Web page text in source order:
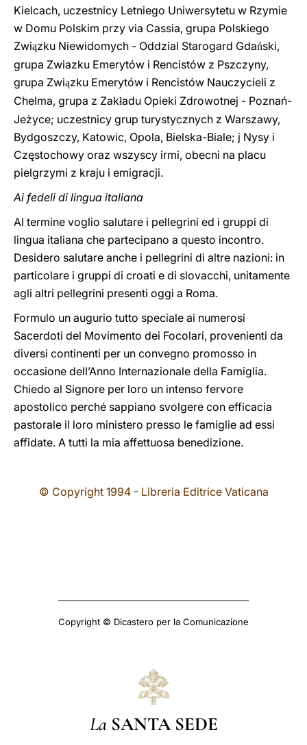
Kielcach, uczestnicy Letniego Uniwersytetu w Rzymie
w Domu Polskim przy via Cassia, grupa Polskiego
Związku Niewidomych - Oddzial Starogard Gdański,
grupa Zwiazku Emerytów i Rencistów z Pszczyny,
grupa Związku Emerytów i Rencistów Nauczycieli z
Chelma, grupa z Zakładu Opieki Zdrowotnej - Poznań-
Jeżyce; uczestnicy grup turystycznych z Warszawy,
Bydgoszczy, Katowic, Opola, Bielska-Biale; j Nysy i
Częstochowy oraz wszyscy irmi, obecni na placu
pielgrzymi z kraju i emigracji.
Ai fedeli di lingua italiana
Al termine voglio salutare i pellegrini ed i gruppi di
lingua italiana che partecipano a questo incontro.
Desidero salutare anche i pellegrini di altre nazioni: in
particolare i gruppi di croati e di slovacchi, unitamente
agli altri pellegrini presenti oggi a Roma.
Formulo un augurio tutto speciale ai numerosi
Sacerdoti del Movimento dei Focolari, provenienti da
diversi continenti per un convegno promosso in
occasione dell’Anno Internazionale della Famiglia.
Chiedo al Signore per loro un intenso fervore
apostolico perché sappiano svolgere con efficacia
pastorale il loro ministero presso le famiglie ad essi
affidate. A tutti la mia affettuosa benedizione.
© Copyright 1994 - Libreria Editrice Vaticana
Copyright © Dicastero per la Comunicazione
La SANTA SEDE